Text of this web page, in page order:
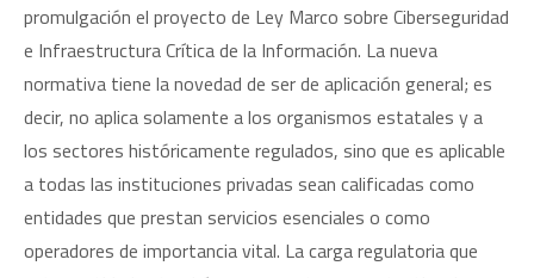
promulgación el proyecto de Ley Marco sobre Ciberseguridad
e Infraestructura Crítica de la Información. La nueva
normativa tiene la novedad de ser de aplicación general; es
decir, no aplica solamente a los organismos estatales y a
los sectores históricamente regulados, sino que es aplicable
a todas las instituciones privadas sean calificadas como
entidades que prestan servicios esenciales o como
operadores de importancia vital. La carga regulatoria que